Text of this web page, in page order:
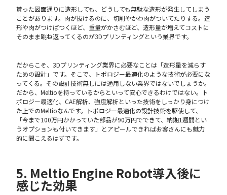
貰った図面通りに造形しても、どうしても無駄な造形が発生してしまう
ことがあります。肉が抜けるのに、切削やかわ肉がついてたりする。造
形や肉がつけばつくほど、重量がかさむほど、造形量が増えてコストに
そのまま跳ね返ってくるのが3Dプリンティングという業界です。
だからこそ、3Dプリンティング業界に必要なことは「造形量を減らす
ための設計」です。そこで、トポロジー最適化のような技術が必要にな
ってくる。その設計技術無しには通用しない業界ではないでしょうか。
だから、Meltioを持っているからといって安心できるわけではない。ト
ポロジー最適化、CAE解析、強度解析といった技術をしっかり身につけ
た上でのMeltioなんです。トポロジー最適化の設計技術を駆使して、
「今まで100万円かかっていた部品が90万円でできて、納期1週間とい
うオプションも付いてきます」とアピールできればお客さんにも魅力
的に聞こえるはずです。
5. Meltio Engine Robot導入後に
感じた効果